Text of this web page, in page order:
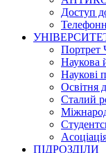
Доступ
Наукова
Наукові
Освітня
Сталий
ПІДРОЗДІЛИ